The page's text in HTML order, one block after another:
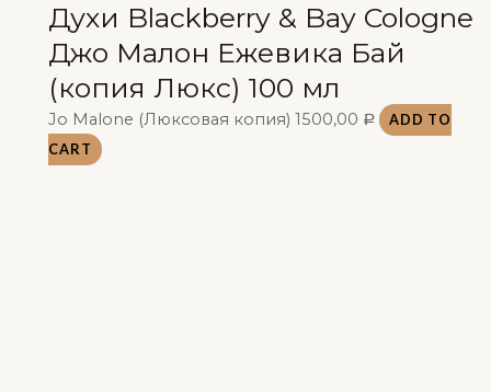
Духи Blackberry & Bay Cologne
Джо Малон Ежевика Бай
(копия Люкс) 100 мл
Jo Malone (Люксовая копия) 1500,00 Р
ADD TO
CART